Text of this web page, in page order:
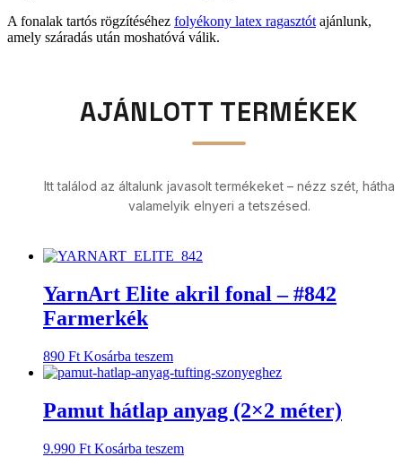
A fonalak tartós rögzítéséhez folyékony latex ragasztót ajánlunk,
amely száradás után moshatóvá válik.
AJÁNLOTT TERMÉKEK
Itt találod az általunk javasolt termékeket – nézz szét, hátha
valamelyik elnyeri a tetszésed.
YarnArt Elite akril fonal – #842
Farmerkék
890 Ft Kosárba teszem
Pamut hátlap anyag (2×2 méter)
9.990 Ft Kosárba teszem